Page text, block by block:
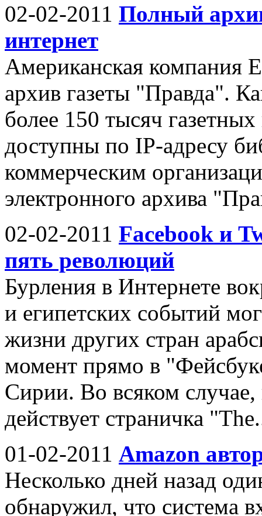
02-02-2011 Полный
интернет
Американская компания
архив газеты "Правда".
более 150 тысяч
доступны по IP-адресу
коммерческим
электронного архива
02-02-2011 Facebook и
пять революций
Бурления в Интернете
и египетских событий
жизни других стран
момент прямо в
Сирии. Во всяком случае,
действует страничка
01-02-2011 Amazon
Несколько дней назад
обнаружил, что система